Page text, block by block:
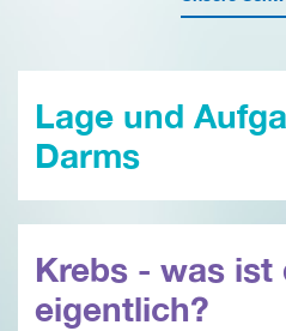
Lage und
Darms
Krebs - was ist
eigentlich?